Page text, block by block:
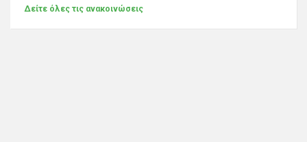
Δείτε όλες τις ανακοινώσεις